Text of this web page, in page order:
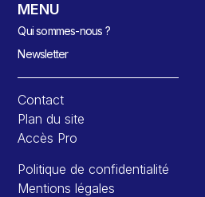
MENU
Qui sommes-nous ?
Newsletter
Contact
Plan du site
Accès Pro
Politique de confidentialité
Mentions légales